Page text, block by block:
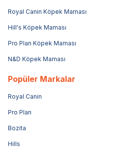
Royal Canin Köpek Maması
Hill's Köpek Maması
Pro Plan Köpek Maması
N&D Köpek Maması
Popüler Markalar
Royal Canin
Pro Plan
Bozita
Hills